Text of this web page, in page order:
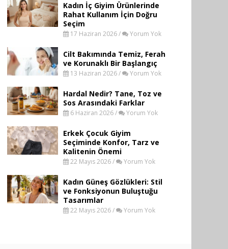
Kadın İç Giyim Ürünlerinde
Rahat Kullanım İçin Doğru
Seçim
17 Haziran 2026 / Yorum Yok
Cilt Bakımında Temiz, Ferah
ve Korunaklı Bir Başlangıç
13 Haziran 2026 / Yorum Yok
Hardal Nedir? Tane, Toz ve
Sos Arasındaki Farklar
6 Haziran 2026 / Yorum Yok
Erkek Çocuk Giyim
Seçiminde Konfor, Tarz ve
Kalitenin Önemi
22 Mayıs 2026 / Yorum Yok
Kadın Güneş Gözlükleri: Stil
ve Fonksiyonun Buluştuğu
Tasarımlar
22 Mayıs 2026 / Yorum Yok